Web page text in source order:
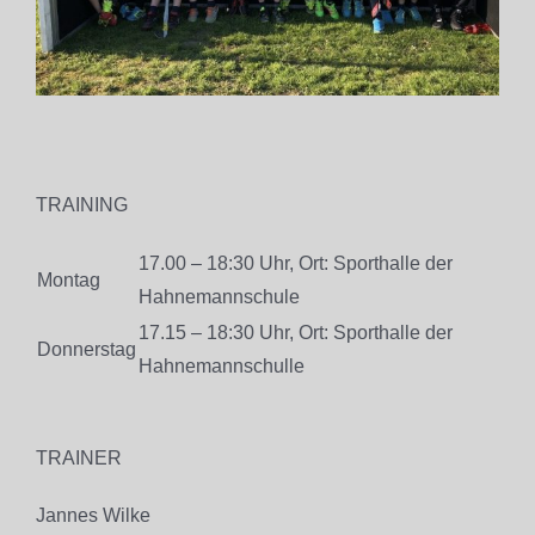
TRAINING
Montag
17.00 – 18:30 Uhr, Ort: Sporthalle der
Hahnemannschule
Donnerstag
17.15 – 18:30 Uhr, Ort: Sporthalle der
Hahnemannschulle
TRAINER
Jannes Wilke